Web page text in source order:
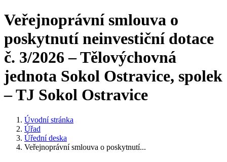
Veřejnoprávní smlouva o
poskytnutí neinvestiční dotace
č. 3/2026 – Tělovýchovná
jednota Sokol Ostravice, spolek
– TJ Sokol Ostravice
Úvodní stránka
Úřad
Úřední deska
Veřejnoprávní smlouva o poskytnutí...